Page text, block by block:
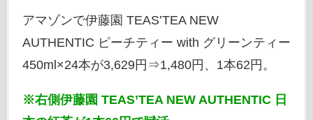
アマゾンで伊藤園 TEAS’TEA NEW
AUTHENTIC ピーチティー with グリーンティー
450ml×24本が3,629円⇒1,480円、1本62円。
※右側伊藤園 TEAS’TEA NEW AUTHENTIC 日